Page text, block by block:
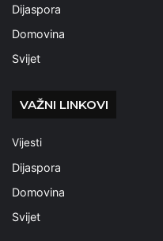
Dijaspora
Domovina
Svijet
VAŽNI LINKOVI
Vijesti
Dijaspora
Domovina
Svijet